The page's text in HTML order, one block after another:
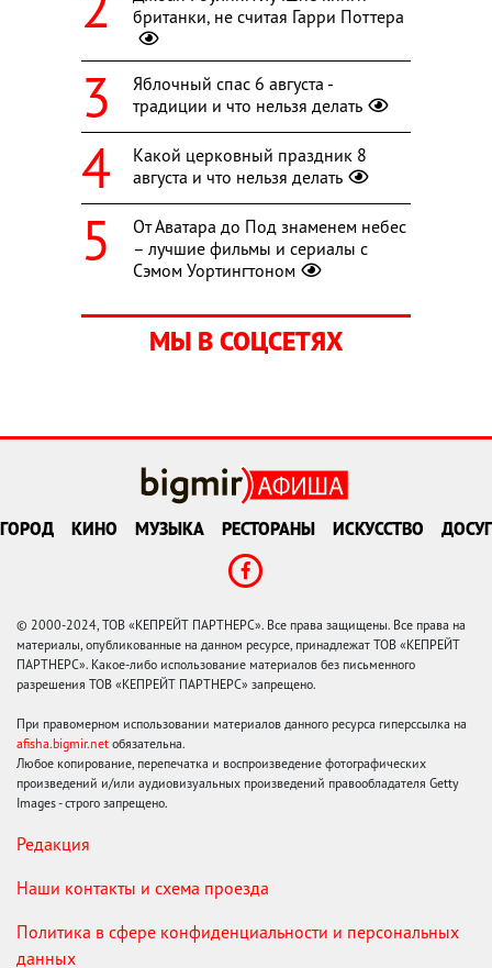
британки, не считая Гарри Поттера
Яблочный спас 6 августа -
традиции и что нельзя делать
Какой церковный праздник 8
августа и что нельзя делать
От Аватара до Под знаменем небес
– лучшие фильмы и сериалы с
Сэмом Уортингтоном
МЫ В СОЦСЕТЯХ
ГОРОД КИНО МУЗЫКА РЕСТОРАНЫ ИСКУССТВО ДОСУГ
© 2000-2024, ТОВ «КЕПРЕЙТ ПАРТНЕРС». Все права защищены. Все права на
материалы, опубликованные на данном ресурсе, принадлежат ТОВ «КЕПРЕЙТ
ПАРТНЕРС». Какое-либо использование материалов без письменного
разрешения ТОВ «КЕПРЕЙТ ПАРТНЕРС» запрещено.
При правомерном использовании материалов данного ресурса гиперссылка на
afisha.bigmir.net обязательна.
Любое копирование, перепечатка и воспроизведение фотографических
произведений и/или аудиовизуальных произведений правообладателя Getty
Images - строго запрещено.
Редакция
Наши контакты и схема проезда
Политика в сфере конфиденциальности и персональных
данных